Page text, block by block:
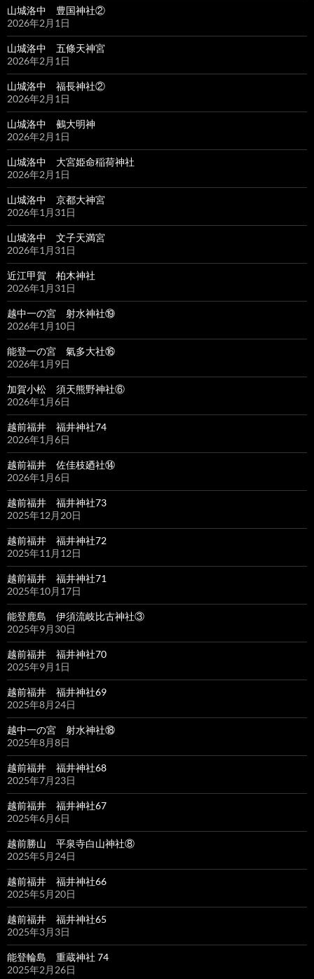
山城洛中 豊国神社②
2026年2月1日
山城洛中 五條天神宮
2026年2月1日
山城洛中 福長神社②
2026年2月1日
山城洛中 鵺大明神
2026年2月1日
山城洛中 大宮姫命稲荷神社
2026年2月1日
山城洛中 京都大神宮
2026年1月31日
山城洛中 文子天満宮
2026年1月31日
近江甲賀 柏木神社
2026年1月31日
越中一の宮 射水神社⑲
2026年1月10日
能登一の宮 氣多大社⑯
2026年1月9日
加賀小松 須天熊野神社⑥
2026年1月6日
越前福井 福井神社74
2026年1月6日
越前福井 佐佳枝廼社⑭
2026年1月6日
越前福井 福井神社73
2025年12月20日
越前福井 福井神社72
2025年11月12日
越前福井 福井神社71
2025年10月17日
能登鹿島 伊須流岐比古神社③
2025年9月30日
越前福井 福井神社70
2025年9月1日
越前福井 福井神社69
2025年8月24日
越中一の宮 射水神社⑱
2025年8月8日
越前福井 福井神社68
2025年7月23日
越前福井 福井神社67
2025年6月6日
越前勝山 平泉寺白山神社⑧
2025年5月24日
越前福井 福井神社66
2025年5月20日
越前福井 福井神社65
2025年3月3日
能登輪島 重蔵神社 74
2025年2月26日